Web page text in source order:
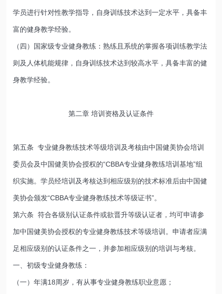
学员进行针对性教学指导，自身训练技术达到一定水平，具备丰
富的健身教学经验。
（四）国家级专业健身教练：熟练且系统的掌握各项训练教学法
则及人体机能规律，自身训练技术达到较高水平，具备丰富的健
身教学经验。
第二章 培训资格及认证条件
第五条 专业健身教练技术等级培训及考核由中国健美协会培训
委员会及中国健美协会授权的“CBBA专业健身教练培训基地”组
织实施。学员经培训及考核达到相应级别的技术标准后由中国健
美协会颁发“CBBA专业健身教练技术等级证书”。
第六条 符合各级别认证条件或欲晋升等级认证者，均可申请参
加中国健美协会授权的专业健身教练技术等级培训。申请者应满
足相应级别的认证条件之一，并参加相应级别的培训与考核。
一、初级专业健身教练：
（一）年满18周岁，有从事专业健身教练职业意愿；